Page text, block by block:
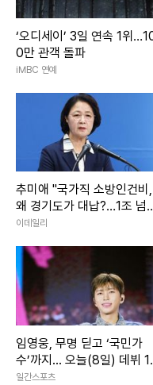
이에 천연수는 “그때? 그
“솔직히 네가 나 버릴 줄
‘오디세이’ 3일 연속 1위
0만 관객 돌파
iMBC 연예
추미애 "국가직 소방인건비,
왜 경기도가 대납?…1조 넘
어"
이데일리
임영웅, 무명 딛고 ‘국민가
수’까지... 오늘(8일) 데뷔
주년
일간스포츠